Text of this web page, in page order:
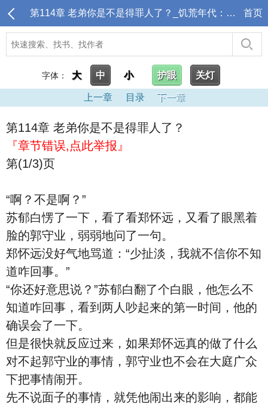
第114章 老弟你是不是得罪人了？_饥荒年代：我靠空间发家致富！ 首页
字体： 大 中 小 护眼 关灯
上一章 目录 下一章
第114章 老弟你是不是得罪人了？
『章节错误,点此举报』
第(1/3)页
“啊？不是啊？”
苏郁白愣了一下，看了看郑怀远，又看了眼黑着
脸的郭守业，弱弱地问了一句。
郑怀远没好气地骂道：“少扯淡，我就不信你不知
道咋回事。”
“你还好意思说？”苏郁白翻了个白眼，他怎么不
知道咋回事，看到两人吵起来的第一时间，他的
确误会了一下。
但是很快就反应过来，如果郑怀远真的做了什么
对不起郭守业的事情，郭守业也不会在大庭广众
下把事情闹开。
先不说面子的事情，就凭他闹出来的影响，都能